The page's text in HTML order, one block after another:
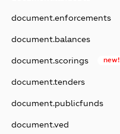
document.enforcements
document.balances
document.scorings new!
document.tenders
document.publicfunds
document.ved